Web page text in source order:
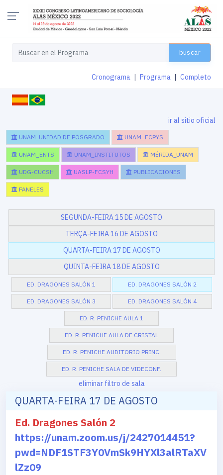
buscar
Cronograma Programa Completo
ir al sitio oficial
UNAM_UNIDAD DE POSGRADO UNAM_FCPYS
UNAM_ENTS UNAM_INSTITUTOS MÉRIDA_UNAM
UDG-CUCSH UASLP-FCSYH PUBLICACIONES
PANELES
SEGUNDA-FEIRA 15 DE AGOSTO
TERÇA-FEIRA 16 DE AGOSTO
QUARTA-FEIRA 17 DE AGOSTO
QUINTA-FEIRA 18 DE AGOSTO
ED. DRAGONES SALÓN 1 ED. DRAGONES SALÓN 2
ED. DRAGONES SALÓN 3 ED. DRAGONES SALÓN 4
ED. R. PENICHE AULA 1
ED. R. PENICHE AULA DE CRISTAL
ED. R. PENICHE AUDITORIO PRINC.
ED. R. PENICHE SALA DE VIDECONF.
eliminar filtro de sala
QUARTA-FEIRA 17 DE AGOSTO
Ed. Dragones Salón 2
https://unam.zoom.us/j/2427014451?
pwd=NDF1STF3Y0VmSk9HYXl3alRTaXV
lZz09